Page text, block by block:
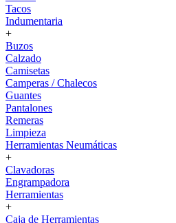
Tacos
Indumentaria
+
Buzos
Calzado
Camisetas
Camperas / Chalecos
Guantes
Pantalones
Remeras
Limpieza
Herramientas Neumáticas
+
Clavadoras
Engrampadora
Herramientas
+
Caja de Herramientas